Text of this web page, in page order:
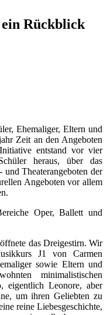
Rückblick
Ehemaliger, Eltern und
Zeit an den Angeboten
entstand vor vier
heraus, über das
Theaterangeboten der
Angeboten vor allem
Oper, Ballett und
das Dreigestirn. Wir
J1 von Carmen
sowie Eltern und
minimalistischen
eigentlich Leonore, aber
um ihren Geliebten zu
reine Liebesgeschichte,